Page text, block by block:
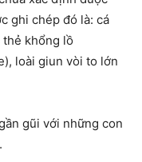
ghi chép đó là: cá
khổng lồ
loài giun vòi to lớn
gũi với những con